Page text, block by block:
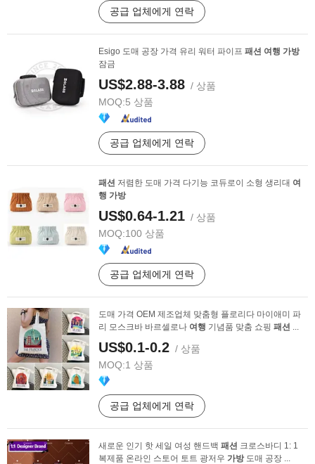
공급 업체에게 연락
Esigo 도매 공장 가격 유리 워터 파이프 패션 여행 가방
잠금
US$2.88-3.88 / 상품
MOQ:5 상품
공급 업체에게 연락
패션 저렴한 도매 가격 다기능 코듀로이 소형 생리대 여
행 가방
US$0.64-1.21 / 상품
MOQ:100 상품
공급 업체에게 연락
도매 가격 OEM 제조업체 맞춤형 플로리다 마이애미 파
리 모스크바 바르셀로나 여행 기념품 맞춤 쇼핑 패션 ...
US$0.1-0.2 / 상품
MOQ:1 상품
공급 업체에게 연락
새로운 인기 핫 세일 여성 핸드백 패션 크로스바디 1: 1
복제품 온라인 스토어 토트 광저우 가방도매 공장 ...